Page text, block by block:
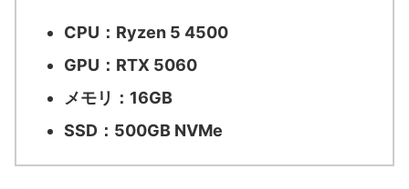
CPU：Ryzen 5 4500
GPU：RTX 5060
メモリ：16GB
SSD：500GB NVMe